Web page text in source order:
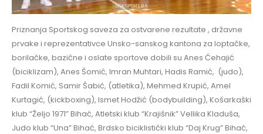
Priznanja Sportskog saveza za ostvarene rezultate , državne
prvake i reprezentativce Unsko-sanskog kantona za loptačke,
borilačke, bazične i oslate sportove dobili su Anes Ćehajić
(biciklizam), Anes Šomić, Imran Muhtari, Hadis Ramić, (judo),
Fadil Komić, Samir Šabić, (atletika), Mehmed Krupić, Amel
Kurtagić, (kickboxing), Ismet Hodžić (bodybuilding), Košarkaški
klub “Željo 1971” Bihać, Atletski klub “Krajišnik” Vellika Kladuša,
Judo klub “Una” Bihać, Brdsko biciklistički klub “Daj Krug” Bihać,